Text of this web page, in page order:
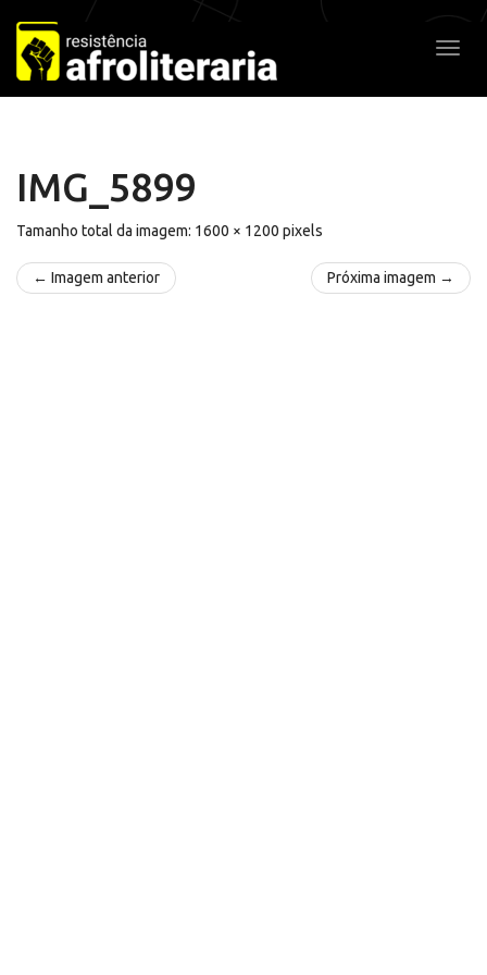
Pular
para
o
conteúdo
IMG_5899
Tamanho total da imagem: 1600 × 1200 pixels
← Imagem anterior Próxima imagem →